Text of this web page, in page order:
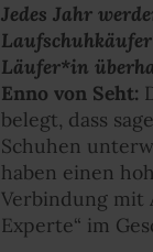
Jedes Jahr
Läufer*in
Enno von Seht:
belegt, dass
Schuhen
haben einen
Verbindung mit
Experte“ im